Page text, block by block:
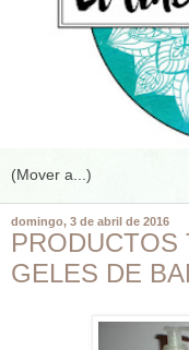
domingo, 3 de abril de 2016
PRODUCTOS
GELES DE